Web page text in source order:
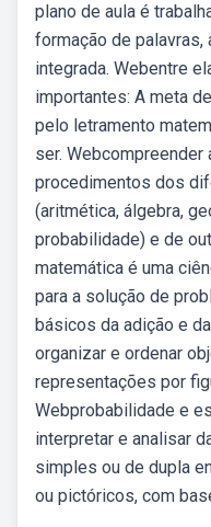
plano de aula é
formação de
integrada. Webentre
importantes: A meta
pelo letramento
ser.
procedimentos dos
(aritmética, álgebra,
probabilidade) e de
matemática é uma
para a solução de
básicos da adição e
organizar e ordenar
representações por
Webprobabilidade e
interpretar e analisar
simples ou de dupla
ou pictóricos, com